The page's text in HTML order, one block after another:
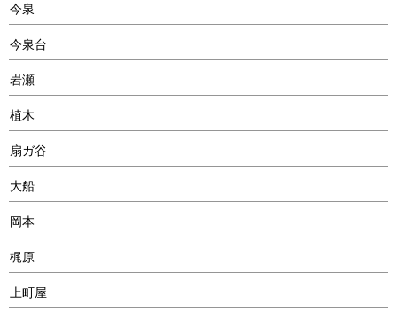
今泉
今泉台
岩瀬
植木
扇ガ谷
大船
岡本
梶原
上町屋